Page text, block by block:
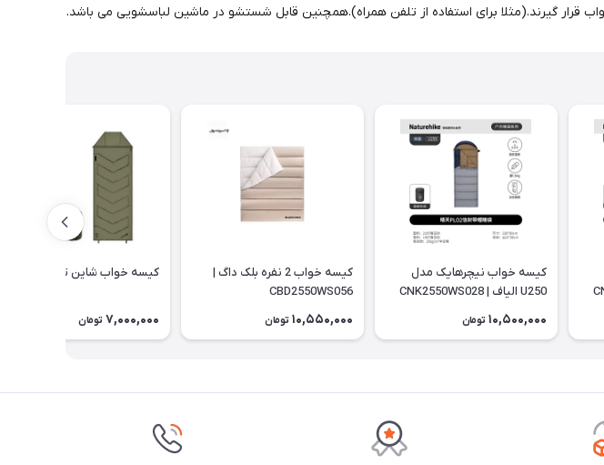
کیسه خواب نیچرهایک مدل
U250 الیاف | CNK2550WS028
10,500,000 تومان
کیسه خواب 2 نفره بلک داگ |
CBD2550WS056
10,550,000 تومان
کیسه خواب شاین تریپ | G230
7,000,000 تومان